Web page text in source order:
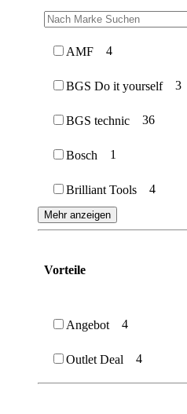
AMF 4
BGS Do it yourself 3
BGS technic 36
Bosch 1
Brilliant Tools 4
Mehr anzeigen
Vorteile
Angebot 4
Outlet Deal 4